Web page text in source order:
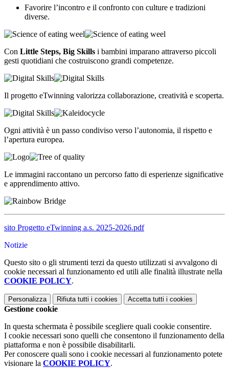
Favorire l’incontro e il confronto con culture e tradizioni
diverse.
Con Little Steps, Big Skills i bambini imparano attraverso piccoli
gesti quotidiani che costruiscono grandi competenze.
Il progetto eTwinning valorizza collaborazione, creatività e scoperta.
Ogni attività è un passo condiviso verso l’autonomia, il rispetto e
l’apertura europea.
Le immagini raccontano un percorso fatto di esperienze significative
e apprendimento attivo.
sito Progetto eTwinning a.s. 2025-2026.pdf
Notizie
Questo sito o gli strumenti terzi da questo utilizzati si avvalgono di
cookie necessari al funzionamento ed utili alle finalità illustrate nella
COOKIE POLICY.
Personalizza Rifiuta tutti i cookies Accetta tutti i cookies
Gestione cookie
In questa schermata è possibile scegliere quali cookie consentire.
I cookie necessari sono quelli che consentono il funzionamento della
piattaforma e non è possibile disabilitarli.
Per conoscere quali sono i cookie necessari al funzionamento potete
visionare la COOKIE POLICY.